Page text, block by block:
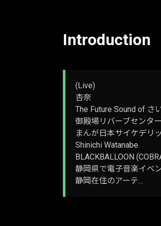
Introduction
(Live)
杏奈
The Future Sound of さ
御殿場リバーブセンター
まんが日本サイケデリ
Shinichi Watanabe
BLACKBALLOON
静岡県で電子音楽イベ
静岡在住のアーテ…